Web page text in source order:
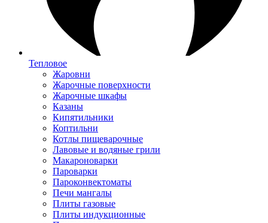
Тепловое
Жаровни
Жарочные поверхности
Жарочные шкафы
Казаны
Кипятильники
Коптильни
Котлы пищеварочные
Лавовые и водяные грили
Макароноварки
Пароварки
Пароконвектоматы
Печи мангалы
Плиты газовые
Плиты индукционные